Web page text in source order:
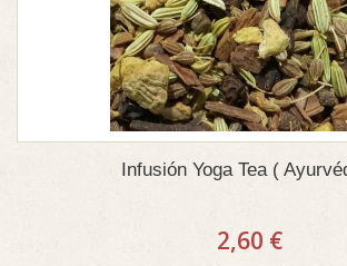
Infusión Yoga Tea (
2,60 €